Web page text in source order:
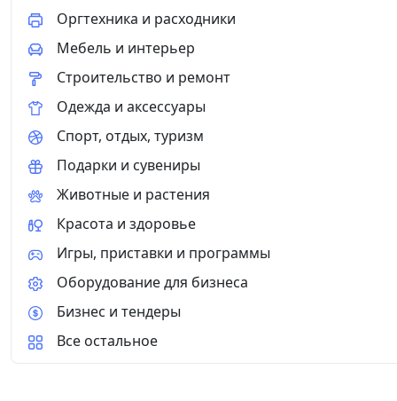
Оргтехника и расходники
Мебель и интерьер
Строительство и ремонт
Одежда и аксессуары
Спорт, отдых, туризм
Подарки и сувениры
Животные и растения
Красота и здоровье
Игры, приставки и программы
Оборудование для бизнеса
Бизнес и тендеры
Все остальное